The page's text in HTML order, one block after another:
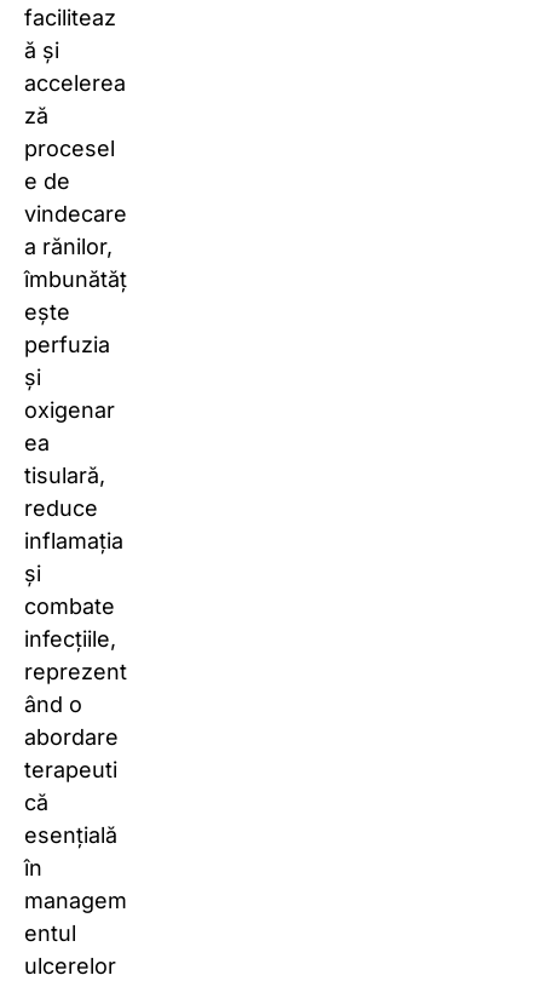
faciliteaz
ă și
accelerea
ză
procesel
e de
vindecare
a rănilor,
îmbunătăț
ește
perfuzia
și
oxigenar
ea
tisulară,
reduce
inflamația
și
combate
infecțiile,
reprezent
ând o
abordare
terapeuti
că
esențială
în
managem
entul
ulcerelor